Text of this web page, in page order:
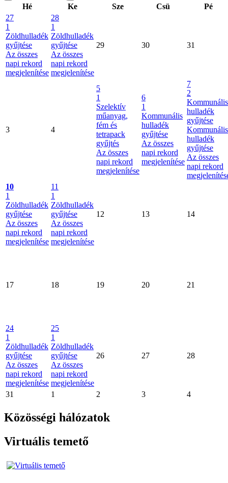
Hé
Ke Sze Csü
Pé
27
1
Zöldhulladék
gyűjtése
Az összes
napi rekord
megjelenítése
28
1
Zöldhulladék
gyűjtése
Az összes
napi rekord
megjelenítése
29 30 31
3 4
5
1
Szelektív
műanyag,
fém és
tetrapack
gyűjtés
Az összes
napi rekord
megjelenítése
6
1
Kommunális
hulladék
gyűjtése
Az összes
napi rekord
megjelenítése
7
2
Kommunális
hulladék
gyűjtése
Kommunális
hulladék
gyűjtése
Az összes
napi rekord
10
1
Zöldhulladék
gyűjtése
Az összes
napi rekord
megjelenítése
11
1
Zöldhulladék
gyűjtése
Az összes
napi rekord
megjelenítése
12 13 14
17 18 19 20 21
24
1
Zöldhulladék
gyűjtése
Az összes
napi rekord
megjelenítése
25
1
Zöldhulladék
gyűjtése
Az összes
napi rekord
megjelenítése
26 27 28
31 1 2 3 4
Közösségi hálózatok
Virtuális temető